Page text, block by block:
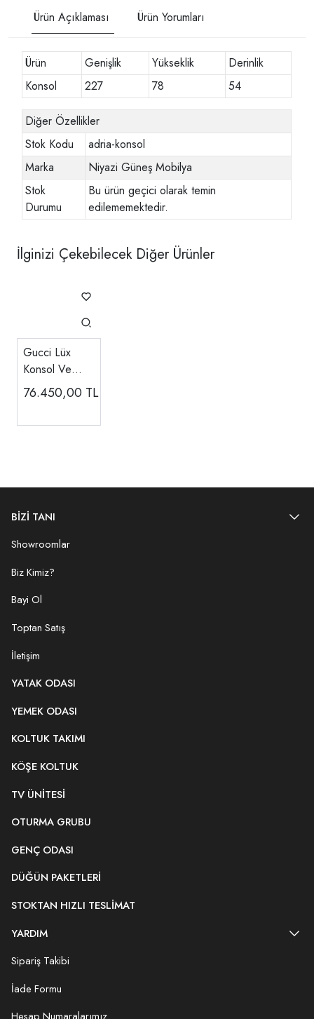
Ürün Açıklaması Ürün Yorumları
Ürün Genişlik Yükseklik
Derinlik
Konsol
227 78 54
Diğer Özellikler
Stok Kodu
adria-konsol
Marka
Niyazi Güneş Mobilya
Stok
Durumu
Bu ürün geçici olarak temin
edilememektedir.
İlginizi Çekebilecek Diğer Ürünler
Gucci Lüx
Konsol Ve
Aynası
76.450,00 TL
BİZİ TANI
Showroomlar
Biz Kimiz?
Bayi Ol
Toptan Satış
İletişim
YATAK ODASI
YEMEK ODASI
KOLTUK TAKIMI
KÖŞE KOLTUK
TV ÜNITESI
OTURMA GRUBU
GENÇ ODASI
DÜĞÜN PAKETLERI
STOKTAN HIZLI TESLIMAT
YARDIM
Sipariş Takibi
İade Formu